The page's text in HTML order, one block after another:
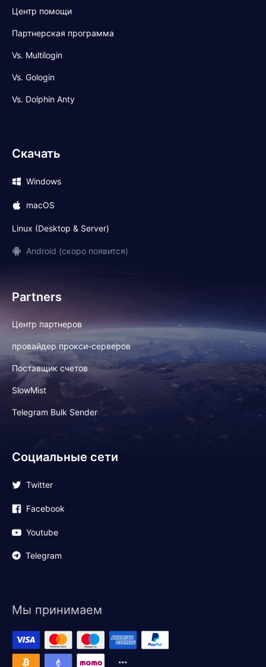
Центр помощи
Партнерская программа
Vs. Multilogin
Vs. Gologin
Vs. Dolphin Anty
Скачать
Windows
macOS
Linux (Desktop & Server)
Android (скоро появится)
Partners
Центр партнеров
провайдер прокси-серверов
Поставщик счетов
SlowMist
Telegram Bulk Sender
Социальные сети
Twitter
Facebook
Youtube
Telegram
Мы принимаем